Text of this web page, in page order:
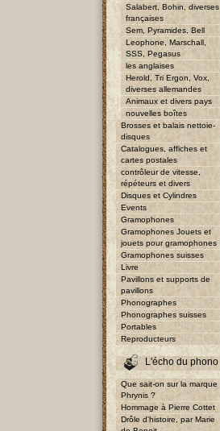
Salabert, Bohin, diverses
françaises
Sem, Pyramides, Bell
Leophone, Marschall,
SSS, Pegasus
les anglaises
Herold, Tri Ergon, Vox,
diverses allemandes
Animaux et divers pays
nouvelles boîtes
Brosses et balais nettoie-
disques
Catalogues, affiches et
cartes postales
contrôleur de vitesse,
répéteurs et divers
Disques et Cylindres
Events
Gramophones
Gramophones Jouets et
jouets pour gramophones
Gramophones suisses
Livre
Pavillons et supports de
pavillons
Phonographes
Phonographes suisses
Portables
Reproducteurs
L'écho du phono
Que sait-on sur la marque
Phrynis ?
Hommage à Pierre Cottet
Drôle d'histoire, par Marie